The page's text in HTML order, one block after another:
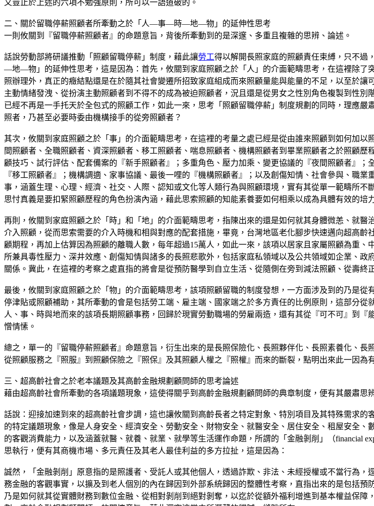
又豈止於上述的六項不勉強原則，所可以一語道破的。
二、關於留職停薪照顧者所牽動之於「人—事—時—地—物」的延伸性思考
一則攸關到『留職停薪照顧者』的命題意旨，背後所牽動到的是深邃、多重且複雜的思辨、論述。
話說勞動部將研議推動「照顧留職停薪」制度，藉此讓勞工得以解開長照家庭的照顧責任束縛，只不
—地—物」的延伸性思考，這是因為：首先，攸關到家庭照顧之於「人」的介面範疇思考，在這裡除了
照辦理外，真正的癥結點還是在於隨其社會變遷所招致家庭組成而來照顧量能與能量的不足，以至於
主動情緒發洩、從扮演主動照顧者到不得不的成為被迫照顧者，況且還是從男女之性別角色複製到性
已經不再是一手托天於全包式的照顧工作，如此一來，思考「照顧留職停薪」制度規劃的同時，理應
照者，乃甚至必要時委由機構接手的從旁照顧者？
其次，攸關到家庭照顧之於「事」的介面範疇思考，在這裡的考量之處已經是從由誰來照顧到如何加
間照顧者、全職照顧者、資深照顧者、移工照顧者、喘息照顧者、機構照顧者到畢業照顧者之於照顧
顧技巧、試行評估、配套備案的『新手照顧者』；多重角色、壓力加乘、變更協議的『夜間照顧者』
『移工照顧者』；機構調適、家事協議、最後一哩的『機構照顧者』；以及創傷知情、社會參與、職
事，涵蓋生理、心理、經濟、社交、人際、認知或文化等人類行為與照顧環境，實有其從單一範疇所
思忖真義是要扣緊照顧歷程的角色扮演內涵，藉此思索照顧的知能素養要如何相乘以成為具體有效的培
再則，攸關到家庭照顧之於「時」和「地」的介面範疇思考，指陳出來的還是如何就其身體微恙、就
介入照顧，從而思索需要的介入時機和相與對應的配套措施，畢竟，台灣地區老化腳步快速邁向超高
顧期程，再加上估算因為照顧的離職人數，每年超過15萬人，如此一來，該項以居家且家屬照顧為重
所兼具毒性壓力、深井效應、創傷知情與諸多的長照悲歌外，包括家庭私領域以及公共領域如企業、
關係。冀此，在這裡的考察之處直指的將會是從預防醫學到自立生活、從隨側在旁到減法照顧、從壽終
最後，攸關到家庭照顧之於「物」的介面範疇思考，該項照顧留職的制度發想，一方面涉及到的乃是
停津貼或照顧補助，其所牽動的會是包括勞工端、雇主端、國家端之於多方責任的比例原則，這部分
人、事、時與地而來的該項長期照顧事務，回歸於現實勞動職場的勞雇兩造，還有其從『可不可』到
憎情愫。
總之，單一的『留職停薪照顧者』命題意旨，衍生出來的是長照保險化、長照夥伴化、長照素養化、
從照顧服務之『照服』到照顧保險之『照保』及其照顧人權之『照權』而來的斷裂，點明出來此一因為
三、超高齡社會之於老本議題及其高齡金融規劃顧問師的思考論述
藉由超高齡社會所牽動的各項議題現象，這使得關乎到高齡金融規劃顧問師的典章制度，便有其嚴肅思
話說：迎接加速到來的超高齡社會步調，這也讓攸關到高齡長者之特定對象、特別項目及其特殊需求
的特定議題現象，像是人身安全、經濟安全、勞動安全、財物安全、就醫安全、居住安全、租屋安全
的客觀消費能力，以及涵蓋就醫、就養、就業、就學等生活運作命題，所謂的「金融剝削」（financial
思執行，便有其商機市場、多元責任及其老人最佳利益的多方拉扯，這是因為：
誠然，「金融剝削」原意指的是照護者、受託人或其他個人，透過詐欺、非法、未經授權或不當行為
務金融的客觀事實，以擴及到老人個別的內在歸因到外部系統歸因的整體性考察，直指出來的是包括
乃是如何就其從實體財務到數位金融、從相對剝削到絕對剝奪，以迄於從額外福利增進到基本權益保